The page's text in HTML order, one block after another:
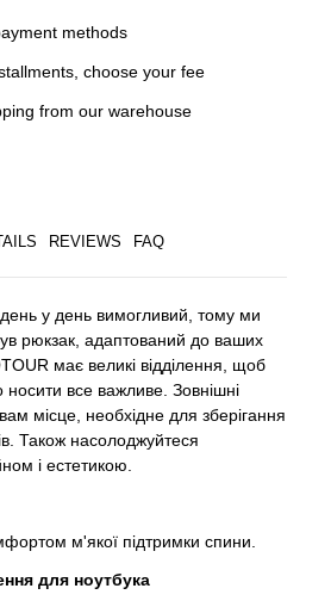
methods
choose your fee
from our warehouse
REVIEWS FAQ
у день вимогливий, тому ми
рюкзак, адаптований до ваших
має великі відділення, щоб
все важливе. Зовнішні
місце, необхідне для зберігання
Також насолоджуйтеся
і естетикою.
м'якої підтримки спини.
для ноутбука